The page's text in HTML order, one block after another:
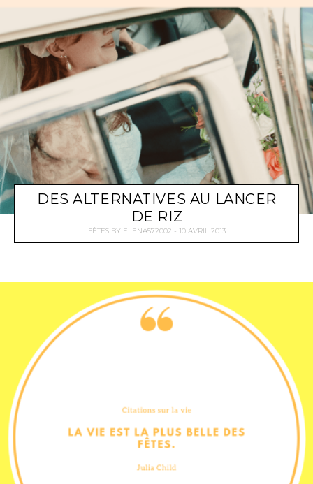
DES ALTERNATIVES AU LANCER
DE RIZ
FÊTES BY ELENA572002 10 AVRIL 2013